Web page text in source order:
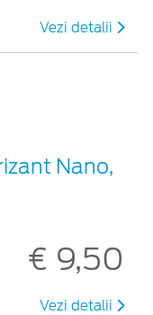
Vezi detalii
Nano,
€ 9,50
Vezi detalii